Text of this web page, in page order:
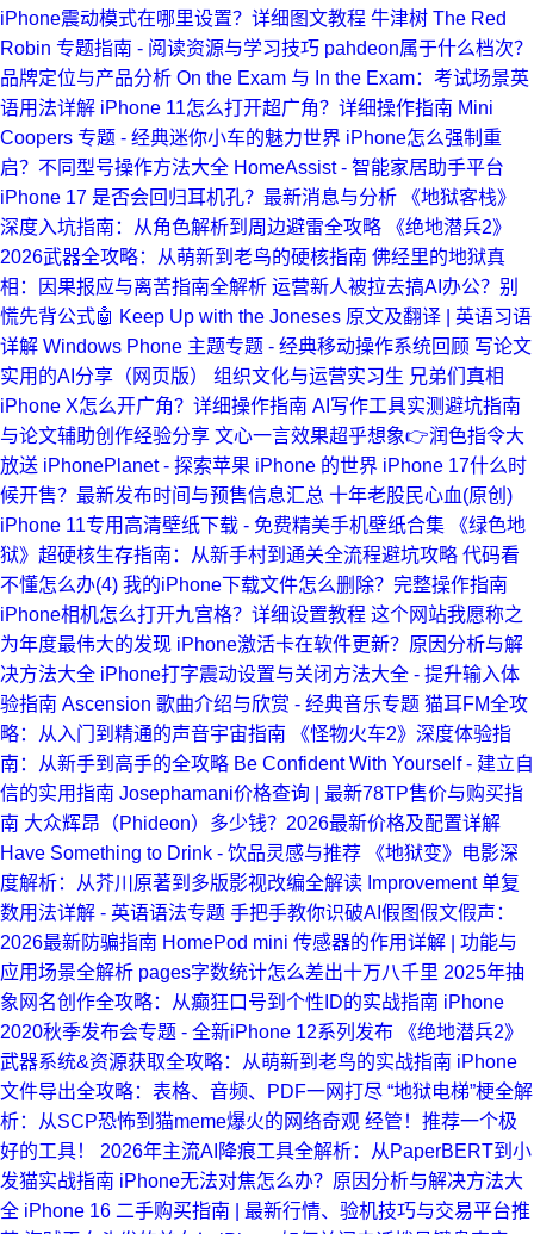
iPhone震动模式在哪里设置？详细图文教程 牛津树 The Red
Robin 专题指南 - 阅读资源与学习技巧 pahdeon属于什么档次？
品牌定位与产品分析 On the Exam 与 In the Exam：考试场景英
语用法详解 iPhone 11怎么打开超广角？详细操作指南 Mini
Coopers 专题 - 经典迷你小车的魅力世界 iPhone怎么强制重
启？不同型号操作方法大全 HomeAssist - 智能家居助手平台
iPhone 17 是否会回归耳机孔？最新消息与分析
《地狱客栈》
深度入坑指南：从角色解析到周边避雷全攻略
《绝地潜兵2》
2026武器全攻略：从萌新到老鸟的硬核指南 佛经里的地狱真
相：因果报应与离苦指南全解析 运营新人被拉去搞AI办公？别
慌先背公式🤖 Keep Up with the Joneses 原文及翻译 | 英语习语
详解 Windows Phone 主题专题 - 经典移动操作系统回顾 写论文
实用的AI分享（网页版）
组织文化与运营实习生 兄弟们真相
iPhone X怎么开广角？详细操作指南 AI写作工具实测避坑指南
与论文辅助创作经验分享 文心一言效果超乎想象👉润色指令大
放送 iPhonePlanet - 探索苹果 iPhone 的世界 iPhone 17什么时
候开售？最新发布时间与预售信息汇总 十年老股民心血(原创)
iPhone 11专用高清壁纸下载 - 免费精美手机壁纸合集
《绿色地
狱》超硬核生存指南：从新手村到通关全流程避坑攻略 代码看
不懂怎么办(4) 我的iPhone下载文件怎么删除？完整操作指南
iPhone相机怎么打开九宫格？详细设置教程 这个网站我愿称之
为年度最伟大的发现 iPhone激活卡在软件更新？原因分析与解
决方法大全 iPhone打字震动设置与关闭方法大全 - 提升输入体
验指南 Ascension 歌曲介绍与欣赏 - 经典音乐专题 猫耳FM全攻
略：从入门到精通的声音宇宙指南
《怪物火车2》深度体验指
南：从新手到高手的全攻略 Be Confident With Yourself - 建立自
信的实用指南 Josephamani价格查询 | 最新78TP售价与购买指
南 大众辉昂（Phideon）多少钱？2026最新价格及配置详解
Have Something to Drink - 饮品灵感与推荐
《地狱变》电影深
度解析：从芥川原著到多版影视改编全解读 Improvement 单复
数用法详解 - 英语语法专题 手把手教你识破AI假图假文假声：
2026最新防骗指南 HomePod mini 传感器的作用详解 | 功能与
应用场景全解析 pages字数统计怎么差出十万八千里 2025年抽
象网名创作全攻略：从癫狂口号到个性ID的实战指南 iPhone
2020秋季发布会专题 - 全新iPhone 12系列发布
《绝地潜兵2》
武器系统&资源获取全攻略：从萌新到老鸟的实战指南 iPhone
文件导出全攻略：表格、音频、PDF一网打尽 “地狱电梯”梗全解
析：从SCP恐怖到猫meme爆火的网络奇观 经管！推荐一个极
好的工具！
2026年主流AI降痕工具全解析：从PaperBERT到小
发猫实战指南 iPhone无法对焦怎么办？原因分析与解决方法大
全 iPhone 16 二手购买指南 | 最新行情、验机技巧与交易平台推